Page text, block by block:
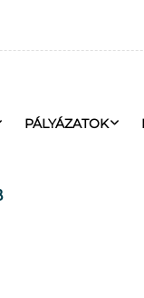
PÁLYÁZATOK